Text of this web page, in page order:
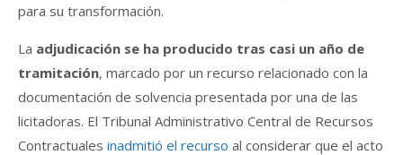
para su transformación.
La adjudicación se ha producido tras casi un año de
tramitación, marcado por un recurso relacionado con la
documentación de solvencia presentada por una de las
licitadoras. El Tribunal Administrativo Central de Recursos
Contractuales inadmitió el recurso al considerar que el acto